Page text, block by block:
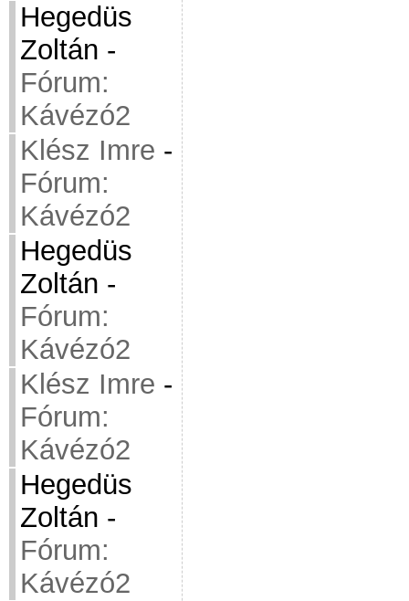
Hegedüs
Zoltán -
Fórum:
Kávézó2
Klész Imre -
Fórum:
Kávézó2
Hegedüs
Zoltán -
Fórum:
Kávézó2
Klész Imre -
Fórum:
Kávézó2
Hegedüs
Zoltán -
Fórum:
Kávézó2